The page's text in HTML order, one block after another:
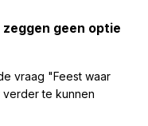
zeggen geen optie
vraag "Feest waar
te kunnen